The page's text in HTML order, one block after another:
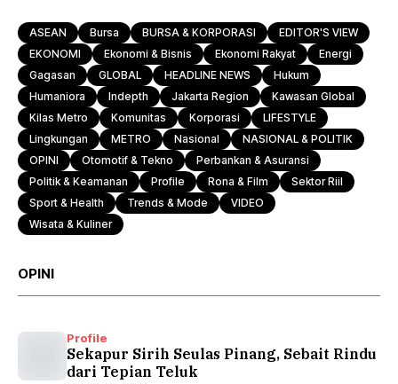
ASEAN Bursa BURSA & KORPORASI
EDITOR'S VIEW
EKONOMI
Ekonomi & Bisnis Ekonomi Rakyat
Energi
Gagasan
GLOBAL HEADLINE NEWS
Hukum
Humaniora
Indepth Jakarta Region
Kawasan Global
Kilas Metro
Komunitas Korporasi
LIFESTYLE
Lingkungan
METRO Nasional
NASIONAL & POLITIK
OPINI
Otomotif & Tekno
Perbankan & Asuransi
Politik & Keamanan
Profile Rona & Film
Sektor Riil
Sport & Health
Trends & Mode
VIDEO
Wisata & Kuliner
OPINI
Profile
Sekapur Sirih Seulas Pinang, Sebait Rindu
dari Tepian Teluk